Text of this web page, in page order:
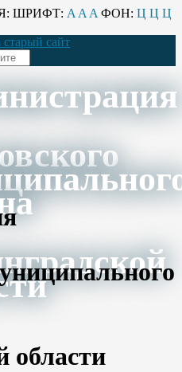
ШРИФТ: A A A ФОН: Ц Ц Ц
сайт
области